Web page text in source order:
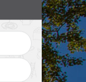
Taille de haie 41